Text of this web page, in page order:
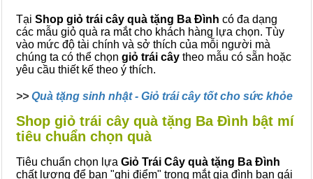
Tại Shop giỏ trái cây quà tặng Ba Đình có đa dạng
các mẫu giỏ quà ra mắt cho khách hàng lựa chọn. Tùy
vào mức độ tài chính và sở thích của mỗi người mà
chúng ta có thể chọn giỏ trái cây theo mẫu có sẵn hoặc
yêu cầu thiết kế theo ý thích.
>> Quà tặng sinh nhật - Giỏ trái cây tốt cho sức khỏe
Shop giỏ trái cây quà tặng Ba Đình bật mí
tiêu chuẩn chọn quà
Tiêu chuẩn chọn lựa Giỏ Trái Cây quà tặng Ba Đình
chất lượng để bạn "ghi điểm" trong mắt gia đình bạn gái